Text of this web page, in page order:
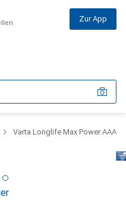
Zur App
Varta Longlife Max Power AAA